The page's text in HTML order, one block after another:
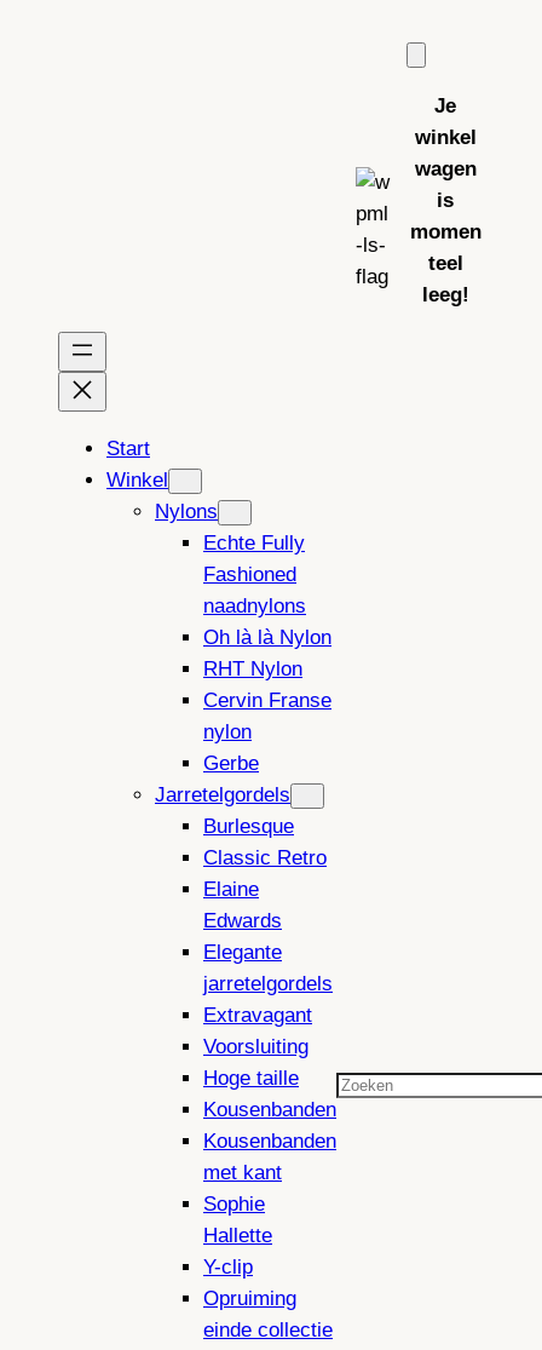
Je
winkel
wagen
is
momen
teel
leeg!
Start
Winkel
Nylons
Echte Fully
Fashioned
naadnylons
Oh là là Nylon
RHT Nylon
Cervin Franse
nylon
Gerbe
Jarretelgordels
Burlesque
Classic Retro
Elaine
Edwards
Elegante
jarretelgordels
Extravagant
Voorsluiting
Hoge taille
Kousenbanden
Kousenbanden
met kant
Sophie
Hallette
Y-clip
Opruiming
einde collectie
Zoeken